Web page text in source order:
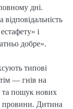
дні.
і
добре».
типові
— гнів на
та пошук нових
провини. Дитина